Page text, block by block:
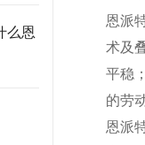
么恩
恩派
术及
平稳
的劳
恩派